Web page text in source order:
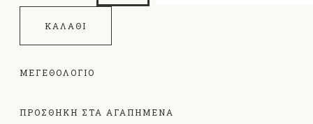
ΚΑΛΆΘΙ
ΜΕΓΕΘΟΛΌΓΙΟ
ΠΡΟΣΘΗΚΗ ΣΤΑ ΑΓΑΠΗΜΕΝΑ